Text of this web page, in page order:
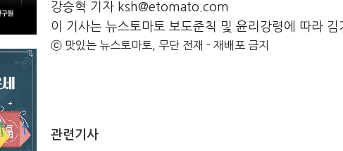
강승혁 기자 ksh@etomato.com
이 기사는 뉴스토마토 보도준칙 및 윤리강령에 따라 김
ⓒ 맛있는 뉴스토마토, 무단 전재 - 재배포 금지
관련기사